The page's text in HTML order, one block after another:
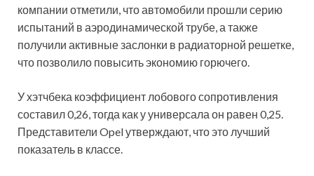
компании отметили, что автомобили прошли серию
испытаний в аэродинамической трубе, а также
получили активные заслонки в радиаторной решетке,
что позволило повысить экономию горючего.
У хэтчбека коэффициент лобового сопротивления
составил 0,26, тогда как у универсала он равен 0,25.
Представители Opel утверждают, что это лучший
показатель в классе.